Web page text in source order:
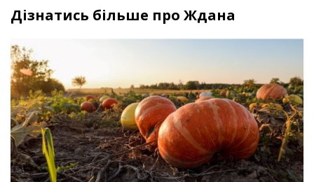
Дізнатись більше про Ждана